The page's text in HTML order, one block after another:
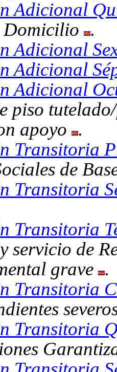
Adicional
Domicilio .
Adicional
Adicional
Adicional
piso
apoyo .
Transitoria
de
Transitoria
Transitoria
servicio de
grave .
Transitoria
Transitoria